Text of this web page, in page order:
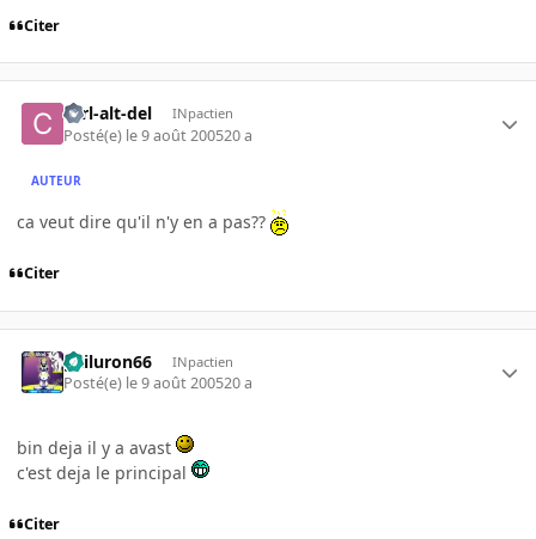
Citer
Ctrl-alt-del INpactien
Posté(e) le 9 août 200520 a
AUTEUR
ca veut dire qu'il n'y en a pas??
Citer
gailuron66 INpactien
Posté(e) le 9 août 200520 a
bin deja il y a avast
c'est deja le principal
Citer